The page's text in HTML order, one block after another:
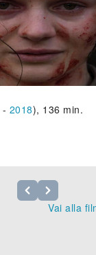
- 2018), 136 min.
Vai alla